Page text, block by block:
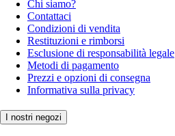
Chi siamo?
Contattaci
Condizioni di vendita
Restituzioni e rimborsi
Esclusione di responsabilità legale
Metodi di pagamento
Prezzi e opzioni di consegna
Informativa sulla privacy
I nostri negozi